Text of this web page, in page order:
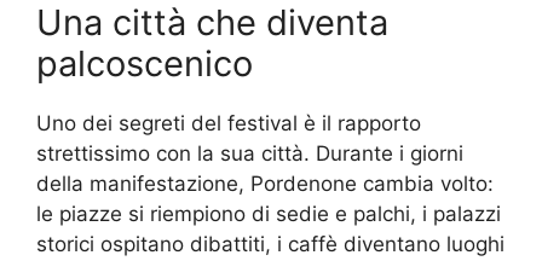
Una città che diventa
palcoscenico
Uno dei segreti del festival è il rapporto
strettissimo con la sua città. Durante i giorni
della manifestazione, Pordenone cambia volto:
le piazze si riempiono di sedie e palchi, i palazzi
storici ospitano dibattiti, i caffè diventano luoghi